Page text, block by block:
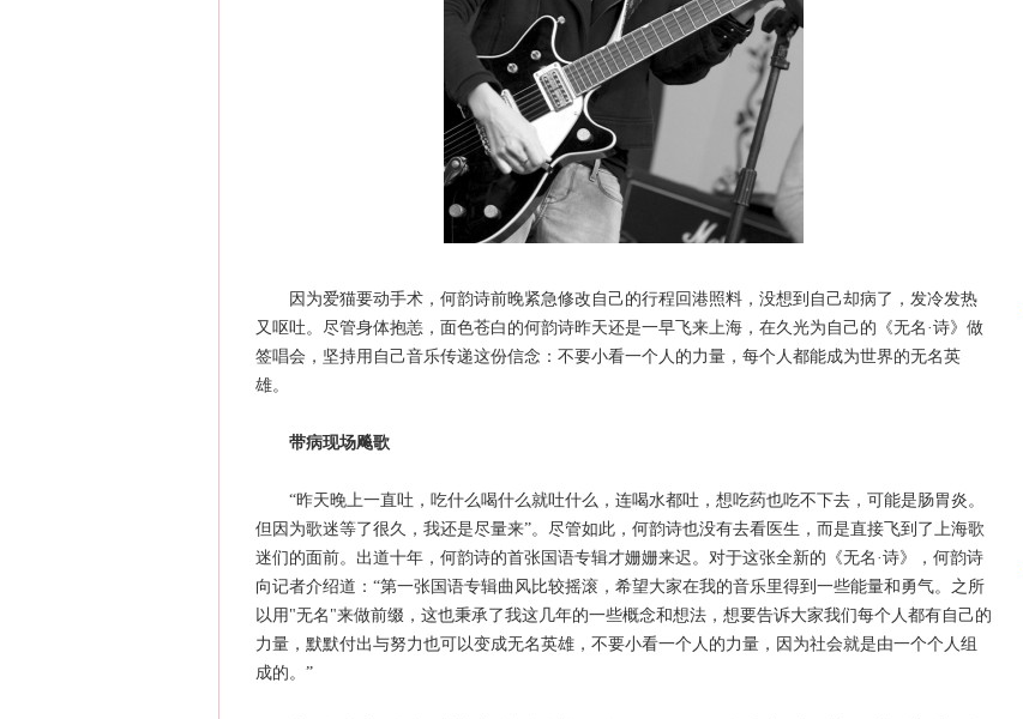
因为爱猫要动手术，何韵诗前晚紧急修改自己的行程回港照料，没想到自己却病了，发冷发热
又呕吐。尽管身体抱恙，面色苍白的何韵诗昨天还是一早飞来上海，在久光为自己的《无名·诗》做
签唱会，坚持用自己音乐传递这份信念：不要小看一个人的力量，每个人都能成为世界的无名英
雄。
带病现场飚歌
“昨天晚上一直吐，吃什么喝什么就吐什么，连喝水都吐，想吃药也吃不下去，可能是肠胃炎。
但因为歌迷等了很久，我还是尽量来”。尽管如此，何韵诗也没有去看医生，而是直接飞到了上海歌
迷们的面前。出道十年，何韵诗的首张国语专辑才姗姗来迟。对于这张全新的《无名·诗》，何韵诗
向记者介绍道：“第一张国语专辑曲风比较摇滚，希望大家在我的音乐里得到一些能量和勇气。之所
以用"无名"来做前缀，这也秉承了我这几年的一些概念和想法，想要告诉大家我们每个人都有自己的
力量，默默付出与努力也可以变成无名英雄，不要小看一个人的力量，因为社会就是由一个个人组
成的。”